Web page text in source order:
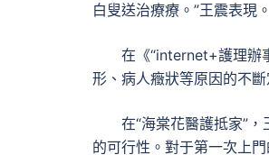
白叟送治療療。”王震表現。
在《“internet+護理辦
形、病人癥狀等原因的不
在“海棠花醫護抵家”
的可行性。對于第一次上